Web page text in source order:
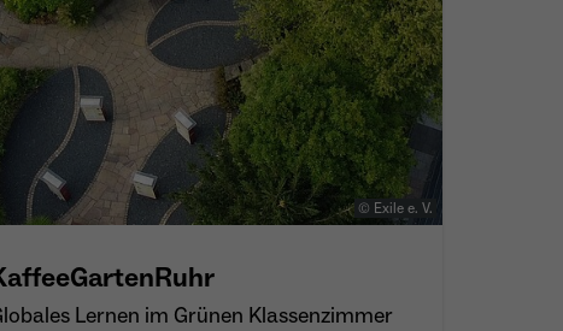
© Exile e. V.
Lernen im Grünen Klassenzimmer